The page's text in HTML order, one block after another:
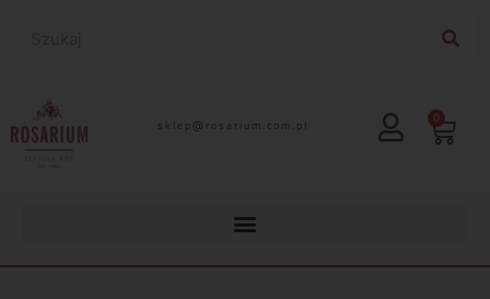
lp.moc.muirasor@pelks 0